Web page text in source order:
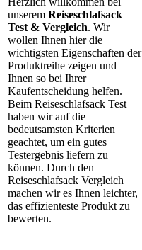
unserem Reiseschlafsack
Test & Vergleich. Wir
wollen Ihnen hier die
wichtigsten Eigenschaften der
Produktreihe zeigen und
Ihnen so bei Ihrer
Kaufentscheidung helfen.
Beim Reiseschlafsack Test
haben wir auf die
bedeutsamsten Kriterien
geachtet, um ein gutes
Testergebnis liefern zu
können. Durch den
Reiseschlafsack Vergleich
machen wir es Ihnen leichter,
das effizienteste Produkt zu
bewerten.